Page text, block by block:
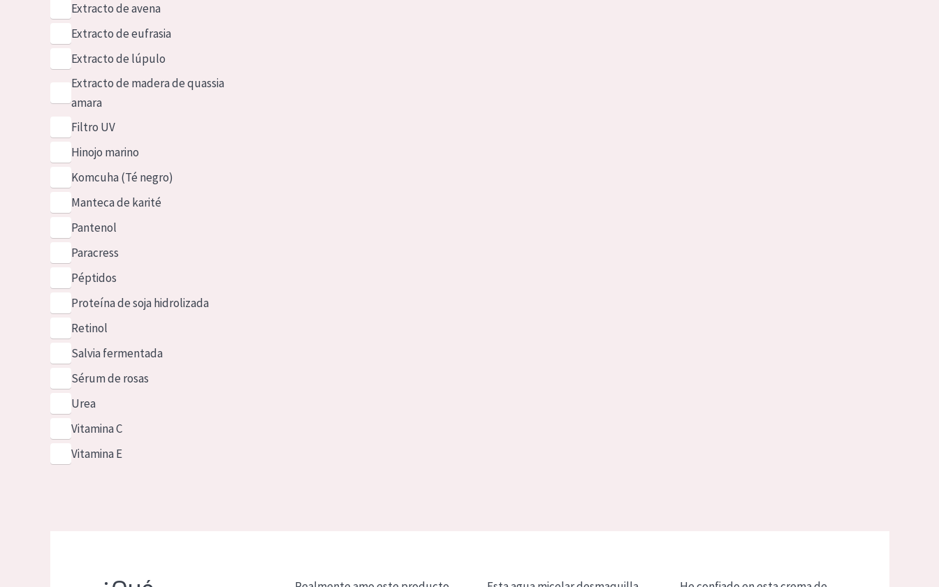
Extracto de avena
Extracto de eufrasia
Extracto de lúpulo
Extracto de madera de quassia
amara
Filtro UV
Hinojo marino
Komcuha (Té negro)
Manteca de karité
Pantenol
Paracress
Péptidos
Proteína de soja hidrolizada
Retinol
Salvia fermentada
Sérum de rosas
Urea
Vitamina C
Vitamina E